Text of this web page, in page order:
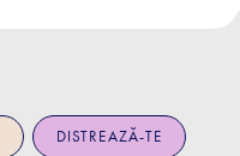
DISTREAZĂ-TE